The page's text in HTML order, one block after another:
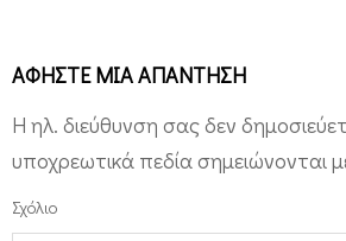
ΑΦΉΣΤΕ ΜΙΑ ΑΠΆΝΤΗΣΗ
Η ηλ. διεύθυνση σας δεν
υποχρεωτικά πεδία σημειώνονται
Σχόλιο